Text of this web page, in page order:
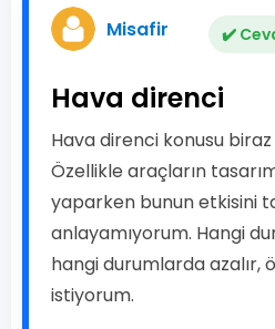
Misafir ✔️
Hava direnci
Hava direnci konusu biraz
Özellikle araçların
yaparken bunun etkisini
anlayamıyorum. Hangi
hangi durumlarda
istiyorum.